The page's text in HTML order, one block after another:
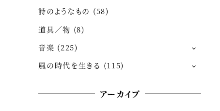
詩のようなもの (58)
道具／物 (8)
音楽 (225)
風の時代を生きる (115)
アーカイブ